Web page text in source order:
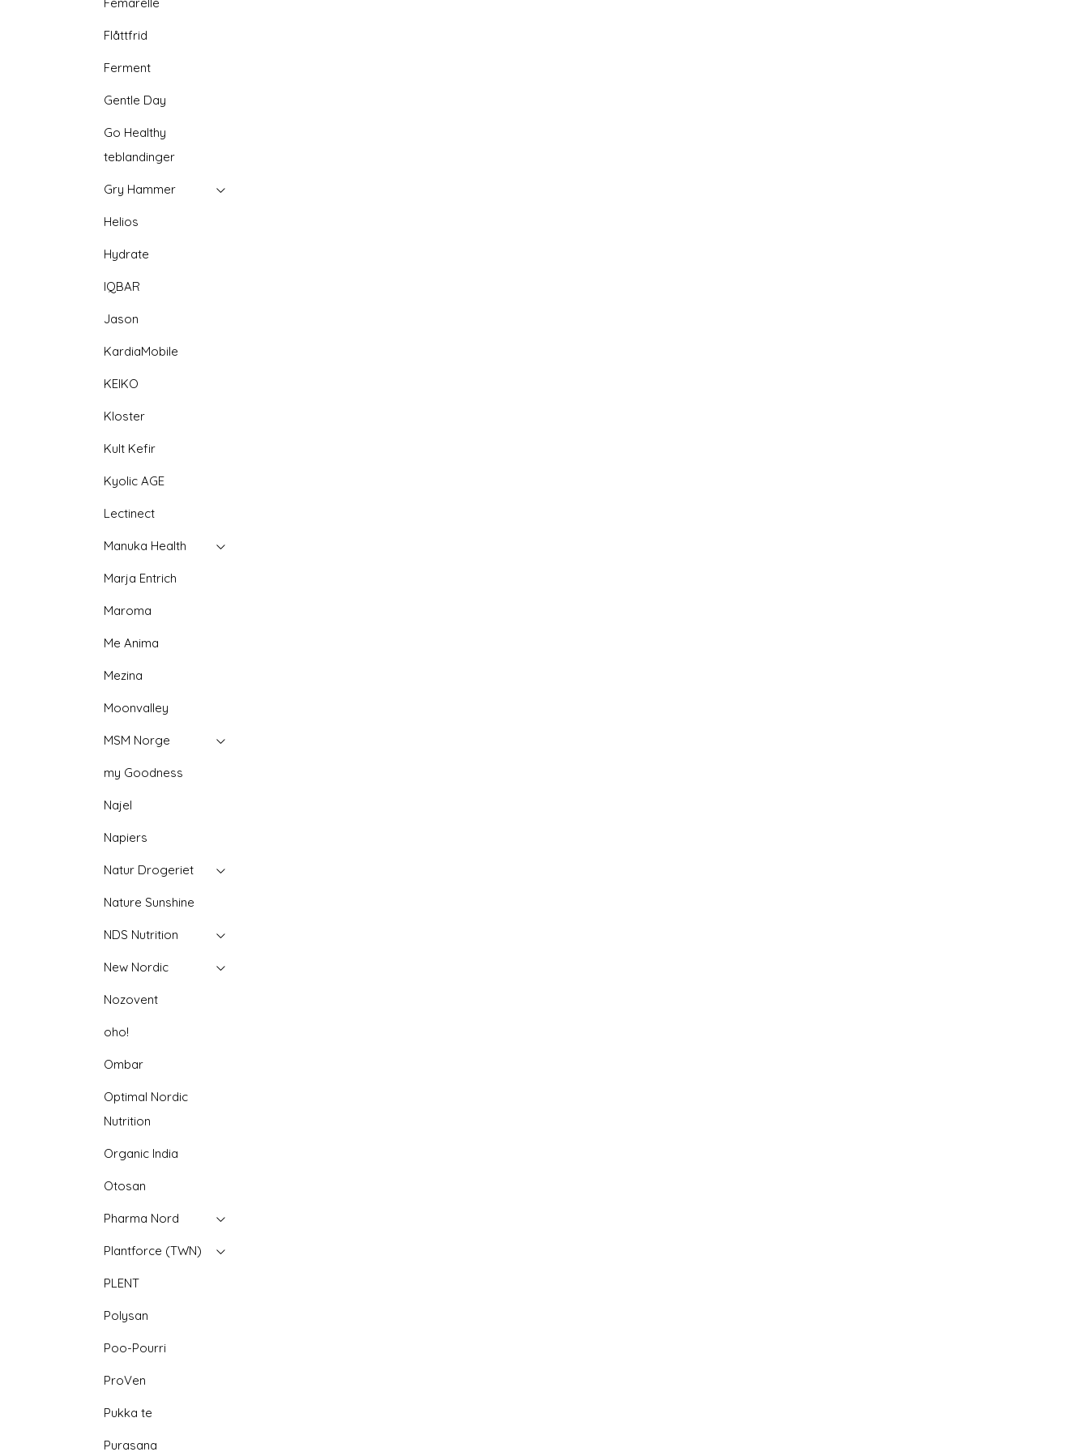
Flåttfrid
Ferment
Gentle Day
Go Healthy
teblandinger
Gry Hammer
Helios
Hydrate
IQBAR
Jason
KardiaMobile
KEIKO
Kloster
Kult Kefir
Kyolic AGE
Lectinect
Manuka Health
Marja Entrich
Maroma
Me Anima
Mezina
Moonvalley
MSM Norge
my Goodness
Najel
Napiers
Natur Drogeriet
Nature Sunshine
NDS Nutrition
New Nordic
Nozovent
oho!
Ombar
Optimal Nordic
Nutrition
Organic India
Otosan
Pharma Nord
Plantforce (TWN)
PLENT
Polysan
Poo-Pourri
ProVen
Pukka te
Purasana